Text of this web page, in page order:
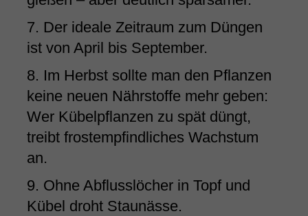
7. Der ideale Zeitraum zum Düngen
ist von April bis September.
8. Im Herbst sollte man den Pflanzen
keine neuen Nährstoffe mehr geben:
Wer Kübelpflanzen zu spät düngt,
treibt frostempfindliches Wachstum
an.
9. Ohne Abflusslöcher in Topf und
Kübel droht Staunässe.